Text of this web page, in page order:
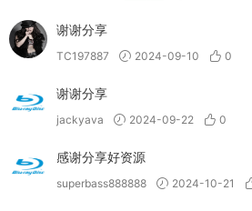
谢谢分享
TC197887 2024-09-10 0
谢谢分享
jackyava 2024-09-22 0
感谢分享好资源
superbass888888 2024-10-21